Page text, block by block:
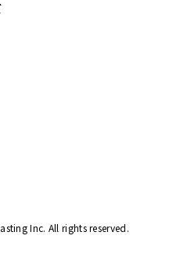
Inc. All rights reserved.